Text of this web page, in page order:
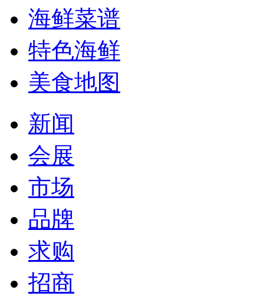
海鲜菜谱
特色海鲜
美食地图
新闻
会展
市场
品牌
求购
招商